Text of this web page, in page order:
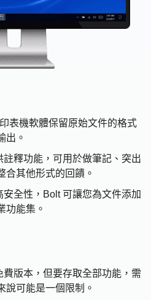
表機軟體保留原始文件的格式
出。
釋功能，可用於做筆記、突出
合其他形式的回饋。
全性，Bolt 可讓您為文件添加
功能集。
版本，但要存取全部功能，需
說可能是一個限制。